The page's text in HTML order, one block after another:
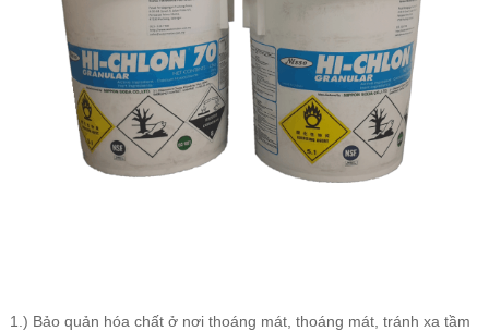
1.) Bảo quản hóa chất ở nơi thoáng mát, thoáng mát, tránh xa tầm